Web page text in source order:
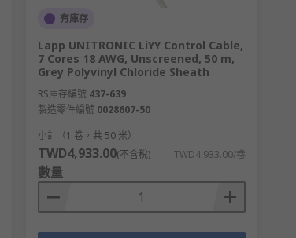
有庫存
Lapp UNITRONIC LiYY Control Cable,
7 Cores 18 AWG, Unscreened, 50 m,
Grey Polyvinyl Chloride Sheath
RS庫存編號 437-639
製造零件編號 0028607-50
小計（1 卷，共 50 米）
TWD4,933.00(不含稅) TWD4,933.00/卷
數量